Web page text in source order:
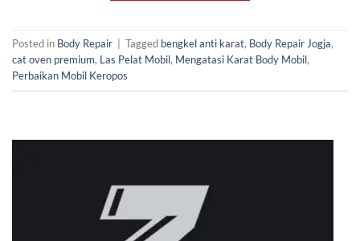
Posted in Body Repair Tagged bengkel anti karat, Body Repair Jogja,
cat oven premium, Las Pelat Mobil, Mengatasi Karat Body Mobil,
Perbaikan Mobil Keropos